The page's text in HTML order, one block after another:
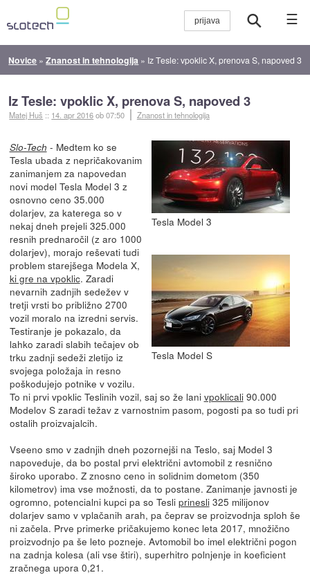
☰
Novice »Znanost in tehnologija » Iz Tesle: vpoklic X, prenova S, napoved 3
Iz Tesle: vpoklic X, prenova S, napoved 3
Matej Huš :: 14. apr 2016ob 07:50 Znanost in tehnologija
Tesla Model 3
Tesla Model S
Slo-Tech - Medtem ko se
Tesla ubada z nepričakovanim
zanimanjem za napovedan
novi model Tesla Model 3 z
osnovno ceno 35.000
dolarjev, za katerega so v
nekaj dneh prejeli 325.000
resnih prednaročil (z aro 1000
dolarjev), morajo reševati tudi
problem starejšega Modela X,
ki gre na vpoklic. Zaradi
nevarnih zadnjih sedežev v
tretji vrsti bo približno 2700
vozil moralo na izredni servis.
Testiranje je pokazalo, da
lahko zaradi slabih tečajev ob
trku zadnji sedeži zletijo iz
svojega položaja in resno
poškodujejo potnike v vozilu.
To ni prvi vpoklic Teslinih vozil, saj so že lani vpoklicali90.000
Modelov S zaradi težav z varnostnim pasom, pogosti pa so tudi pri
ostalih proizvajalcih.
Vseeno smo v zadnjih dneh pozornejši na Teslo, saj Model 3
napoveduje, da bo postal prvi električni avtomobil z resnično
široko uporabo. Z znosno ceno in solidnim dometom (350
kilometrov) ima vse možnosti, da to postane. Zanimanje javnosti je
ogromno, potencialni kupci pa so Tesli prinesli325 milijonov
dolarjev samo v vplačanih arah, pa čeprav se proizvodnja sploh še
ni začela. Prve primerke pričakujemo konec leta 2017, množično
proizvodnjo pa še leto pozneje. Avtomobil bo imel električni pogon
na zadnja kolesa (ali vse štiri), superhitro polnjenje in koeficient
zračnega upora 0,21.